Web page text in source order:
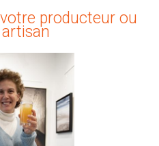
producteur ou